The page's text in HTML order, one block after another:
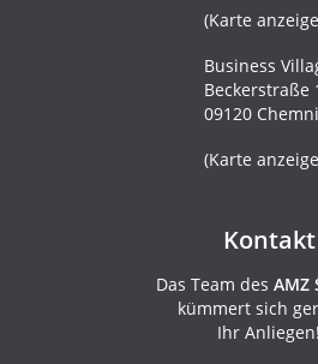
(Karte
Business
Beckerstraße
09120
(Karte
Kontakt
Das Team des AMZ
kümmert sich
Ihr Anliegen!